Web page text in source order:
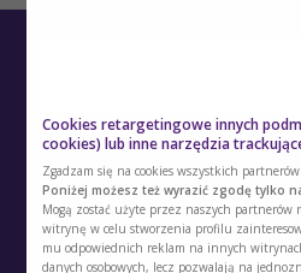
O
Kontakt
Cookies retargetingowe innych
cookies) lub inne narzędzia
Zgadzam się na cookies wszystkich
Poniżej możesz też wyrazić zgodę tylko
Mogą zostać użyte przez naszych partnerów
witrynę w celu stworzenia profilu
mu odpowiednich reklam na innych
danych osobowych, lecz pozwalają na